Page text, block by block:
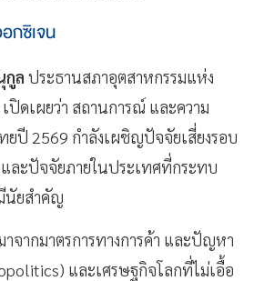
กซิเจน
กูล ประธานสภาอุตสาหกรรมแห่ง
เปิดเผยว่า สถานการณ์ และความ
ยปี 2569 กำลังเผชิญปัจจัยเสี่ยงรอบ
ละปัจจัยภายในประเทศที่กระทบ
นัยสำคัญ
จากมาตรการทางการค้า และปัญหา
และเศรษฐกิจโลกที่ไม่เอื้อ